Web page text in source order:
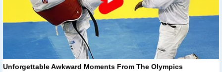
Unforgettable Awkward Moments From The Olympics